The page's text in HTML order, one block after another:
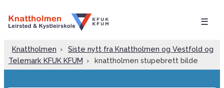
☰
Knattholmen ›
Siste nytt fra Knattholmen og Vestfold og
Telemark KFUK KFUM › knattholmen stupebrett bilde